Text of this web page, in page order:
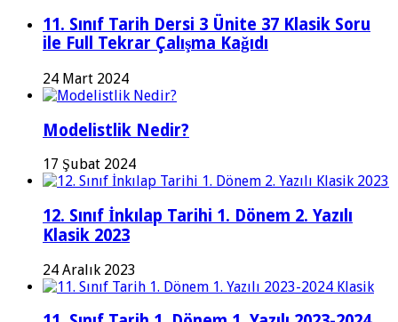
11. Sınıf Tarih Dersi 3 Ünite 37 Klasik Soru
ile Full Tekrar Çalışma Kağıdı
24 Mart 2024
Modelistlik Nedir?
17 Şubat 2024
12. Sınıf İnkılap Tarihi 1. Dönem 2. Yazılı
Klasik 2023
24 Aralık 2023